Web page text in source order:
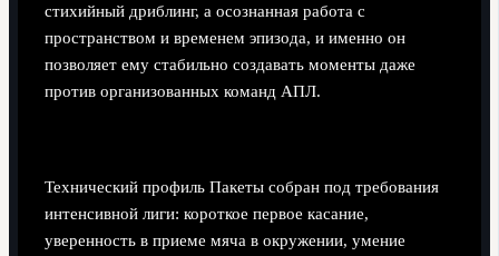
стихийный дриблинг, а осознанная работа с
пространством и временем эпизода, и именно он
позволяет ему стабильно создавать моменты даже
против организованных команд АПЛ.
Технический профиль Пакеты собран под требования
интенсивной лиги: короткое первое касание,
уверенность в приеме мяча в окружении, умение